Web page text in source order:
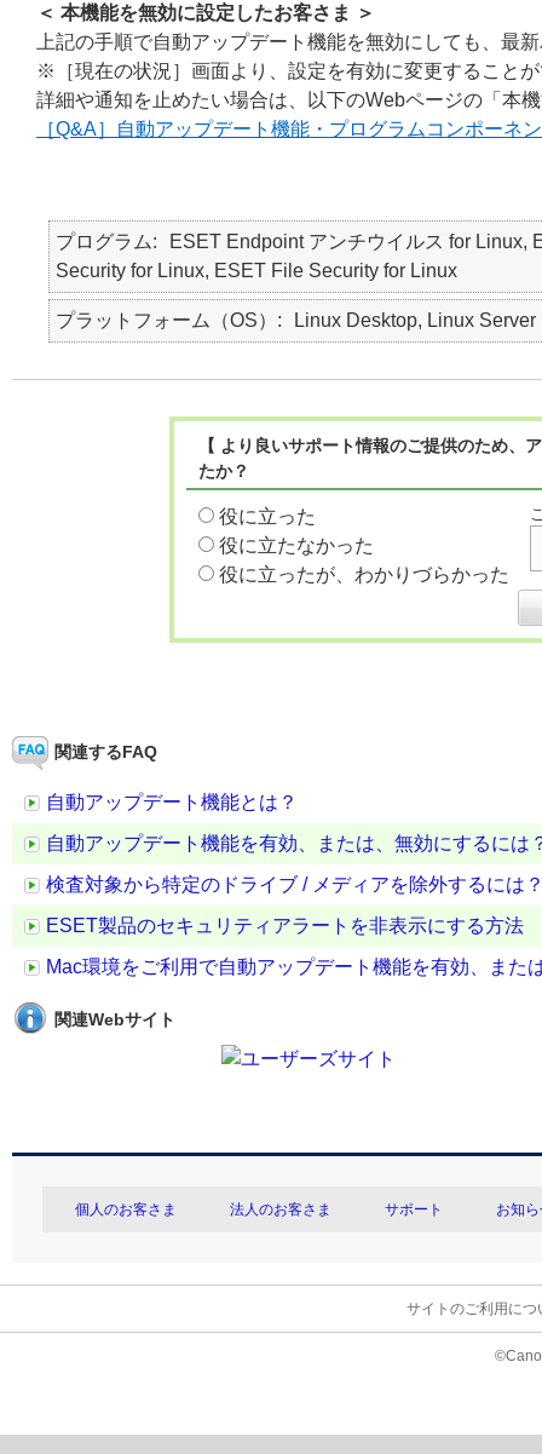
＜ 本機能を無効に設定したお客さま ＞
上記の手順で自動アップデート機能を無効にしても、最
※［現在の状況］画面より、設定を有効に変更すること
詳細や通知を止めたい場合は、以下のWebページの「本
［Q&A］自動アップデート機能・プログラムコンポーネ
プログラム
ESET Endpoint アンチウイルス for Linux,
Security for Linux, ESET File Security for Linux
プラットフォーム（OS） Linux Desktop, Linux Server
【 より良いサポート情報のご提供のため
たか？
役に立った
役に立たなかった
役に立ったが、わかりづらかった
関連するFAQ
自動アップデート機能とは？
自動アップデート機能を有効、または、無効にするには
検査対象から特定のドライブ / メディアを除外するには
ESET製品のセキュリティアラートを非表示にする方法
Mac環境をご利用で自動アップデート機能を有効、また
関連Webサイト
個人のお客さま 法人のお客さま サポート お知
サイトのご利用につ